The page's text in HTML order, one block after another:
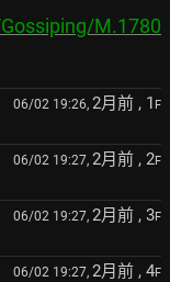
M.1780
06/02 19:26, 2月前 , 1 F
06/02 19:27, 2月前 , 2F
06/02 19:27, 2月前 , 3F
06/02 19:27, 2月前 , 4F